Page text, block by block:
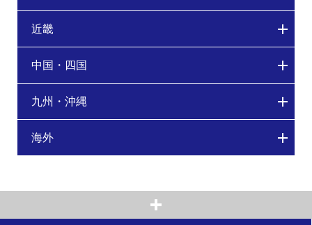
近畿
中国・四国
九州・沖縄
海外